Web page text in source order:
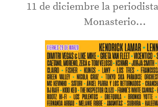
11 de diciembre la
Monasterio…